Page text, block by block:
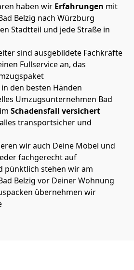
haben wir Erfahrungen mit
Belzig nach Würzburg
Stadtteil und jede Straße in
sind ausgebildete Fachkräfte
Fullservice an, das
den besten Händen
Umzugsunternehmen Bad
Schadensfall versichert
transportsicher und
wir auch Deine Möbel und
fachgerecht auf
pünktlich stehen wir am
Belzig vor Deiner Wohnung
übernehmen wir